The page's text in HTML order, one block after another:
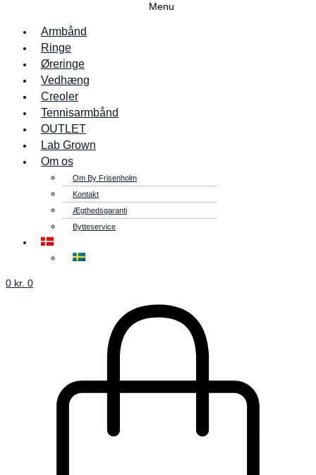
Menu
Armbånd
Ringe
Øreringe
Vedhæng
Creoler
Tennisarmbånd
OUTLET
Lab Grown
Om os
Om By Frisenholm
Kontakt
Ægthedsgaranti
Bytteservice
0 kr. 0